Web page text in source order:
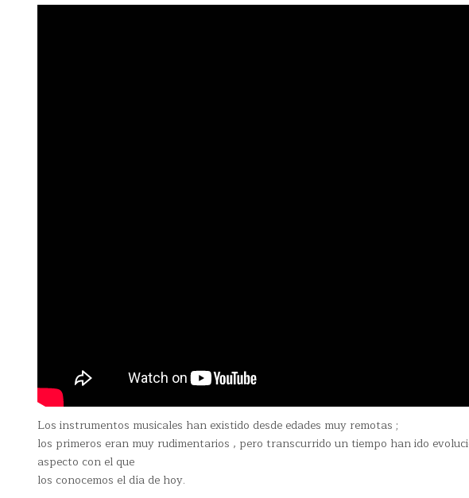
Los instrumentos musicales han existido desde edades muy remotas ;
los primeros eran muy rudimentarios , pero transcurrido un tiempo han ido
aspecto con el que
los conocemos el día de hoy.